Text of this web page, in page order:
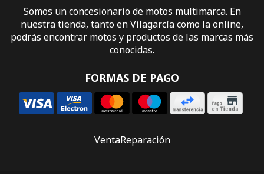
Somos un concesionario de motos multimarca. En
nuestra tienda, tanto en Vilagarcía como la online,
podrás encontrar motos y productos de las marcas más
conocidas.
FORMAS DE PAGO
VentaReparación